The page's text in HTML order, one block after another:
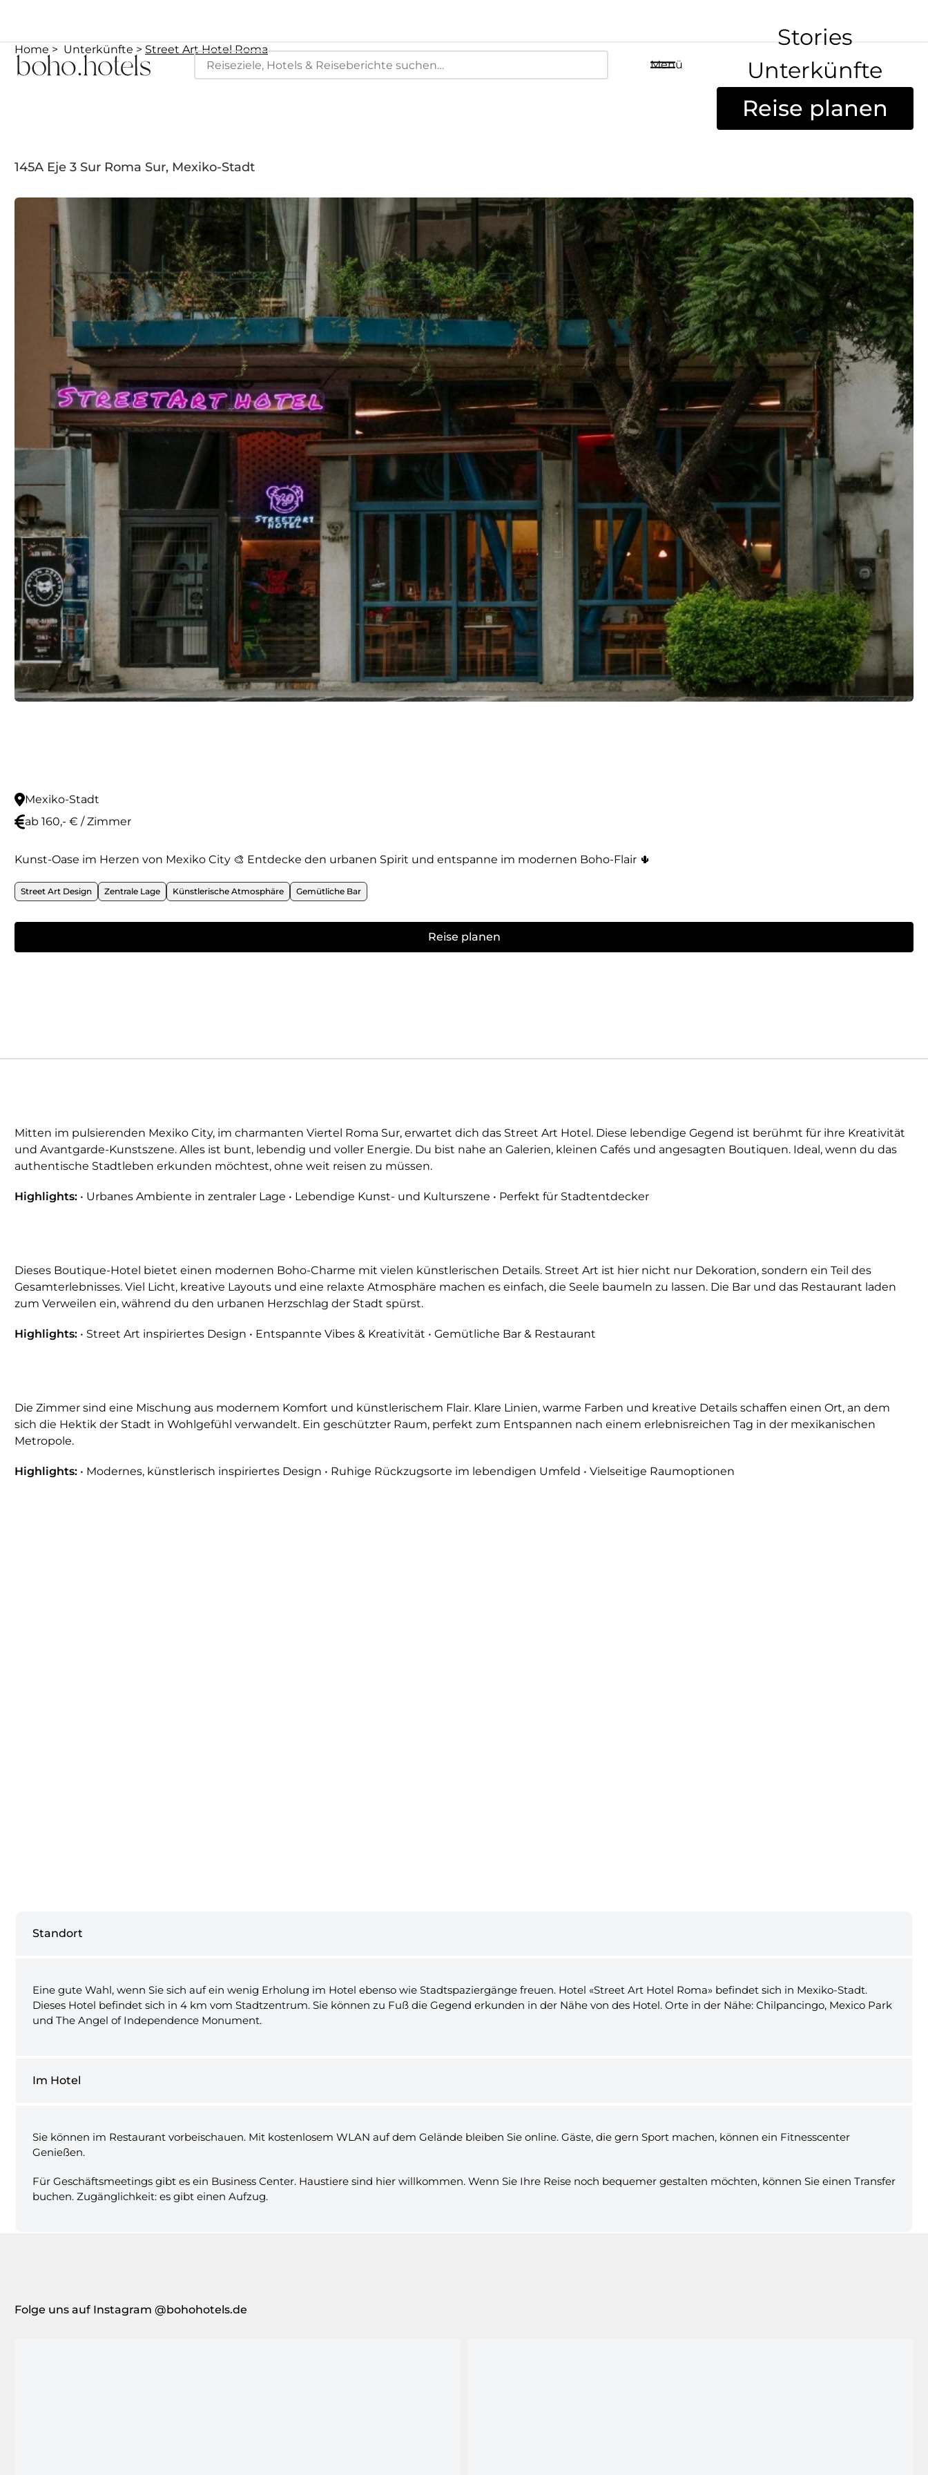
Menü
Stories
Unterkünfte
Reise planen
Home Unterkünfte Street Art Hotel Roma
145A Eje 3 Sur Roma Sur, Mexiko-Stadt
Mexiko-Stadt
ab 160,- € / Zimmer
Kunst-Oase im Herzen von Mexiko City 🎨 Entdecke den urbanen Spirit und entspanne im modernen Boho-Flair 🌵
Street Art Design Zentrale Lage Künstlerische Atmosphäre Gemütliche Bar
Reise planen
Mitten im pulsierenden Mexiko City, im charmanten Viertel Roma Sur, erwartet dich das Street Art Hotel. Diese lebendige Gegend ist berühmt für ihre Kreativität
und Avantgarde-Kunstszene. Alles ist bunt, lebendig und voller Energie. Du bist nahe an Galerien, kleinen Cafés und angesagten Boutiquen. Ideal, wenn du das
authentische Stadtleben erkunden möchtest, ohne weit reisen zu müssen.
Highlights: • Urbanes Ambiente in zentraler Lage • Lebendige Kunst- und Kulturszene • Perfekt für Stadtentdecker
Dieses Boutique-Hotel bietet einen modernen Boho-Charme mit vielen künstlerischen Details. Street Art ist hier nicht nur Dekoration, sondern ein Teil des
Gesamterlebnisses. Viel Licht, kreative Layouts und eine relaxte Atmosphäre machen es einfach, die Seele baumeln zu lassen. Die Bar und das Restaurant laden
zum Verweilen ein, während du den urbanen Herzschlag der Stadt spürst.
Highlights: • Street Art inspiriertes Design • Entspannte Vibes & Kreativität • Gemütliche Bar & Restaurant
Die Zimmer sind eine Mischung aus modernem Komfort und künstlerischem Flair. Klare Linien, warme Farben und kreative Details schaffen einen Ort, an dem
sich die Hektik der Stadt in Wohlgefühl verwandelt. Ein geschützter Raum, perfekt zum Entspannen nach einem erlebnisreichen Tag in der mexikanischen
Metropole.
Highlights: • Modernes, künstlerisch inspiriertes Design • Ruhige Rückzugsorte im lebendigen Umfeld • Vielseitige Raumoptionen
Standort
Eine gute Wahl, wenn Sie sich auf ein wenig Erholung im Hotel ebenso wie Stadtspaziergänge freuen. Hotel «Street Art Hotel Roma» befindet sich in Mexiko-Stadt.
Dieses Hotel befindet sich in 4 km vom Stadtzentrum. Sie können zu Fuß die Gegend erkunden in der Nähe von des Hotel. Orte in der Nähe: Chilpancingo, Mexico Park
und The Angel of Independence Monument.
Im Hotel
Sie können im Restaurant vorbeischauen. Mit kostenlosem WLAN auf dem Gelände bleiben Sie online. Gäste, die gern Sport machen, können ein Fitnesscenter
Genießen.
Für Geschäftsmeetings gibt es ein Business Center. Haustiere sind hier willkommen. Wenn Sie Ihre Reise noch bequemer gestalten möchten, können Sie einen Transfer
buchen. Zugänglichkeit: es gibt einen Aufzug.
Folge uns auf Instagram @bohohotels.de